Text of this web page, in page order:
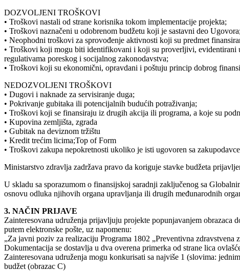
DOZVOLJENI TROŠKOVI
• Troškovi nastali od strane korisnika tokom implementacije projekta;
• Troškovi naznačeni u odobrenom budžetu koji je sastavni deo Ugovora;
• Neophodni troškovi za sprovođenje aktivnosti koji su predmet
• Troškovi koji mogu biti identifikovani i koji su proverljivi, evidentirani
regulativama poreskog i socijalnog zakonodavstva;
• Troškovi koji su ekonomični, opravdani i poštuju princip dobrog
NEDOZVOLJENI TROŠKOVI
• Dugovi i naknade za servisiranje duga;
• Pokrivanje gubitaka ili potencijalnih budućih potraživanja;
• Troškovi koji se finansiraju iz drugih akcija ili programa, a koje su
• Kupovina zemljišta, zgrada
• Gubitak na deviznom tržištu
• Kredit trećim licima;Top of Form
• Troškovi zakupa nepokretnosti ukoliko je isti ugovoren sa
Ministarstvo zdravlja zadržava pravo da koriguje stavke budžeta
U skladu sa sporazumom o finansijskoj saradnji zaključenog sa
osnovu odluka njihovih organa upravljanja ili drugih međunarodnih
3. NAČIN PRIJAVE
Zainteresovana udruženja prijavljuju projekte popunjavanjem obrazaca
putem elektronske pošte, uz napomenu:
„Za javni poziv za realizaciju Programa 1802 „Preventivna
Dokumentacija se dostavlja u dva overena primerka od strane lica
Zainteresovana udruženja mogu konkurisati sa najviše 1 (slovima:
budžet (obrazac C)